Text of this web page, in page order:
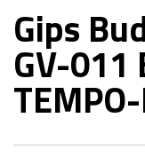
Gips
GV-011